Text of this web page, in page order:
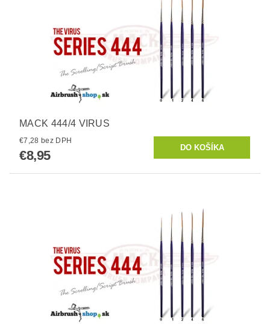
MACK 444/4 VIRUS
€7,28 bez DPH
€8,95